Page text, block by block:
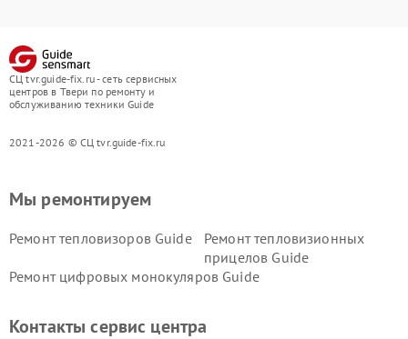
СЦ tvr.guide-fix.ru - сеть сервисных
центров в Твери по ремонту и
обслуживанию техники Guide
2021-2026 © СЦ tvr.guide-fix.ru
Мы ремонтируем
Ремонт тепловизоров Guide
Ремонт тепловизионных
прицелов Guide
Ремонт цифровых монокуляров Guide
Контакты сервис центра